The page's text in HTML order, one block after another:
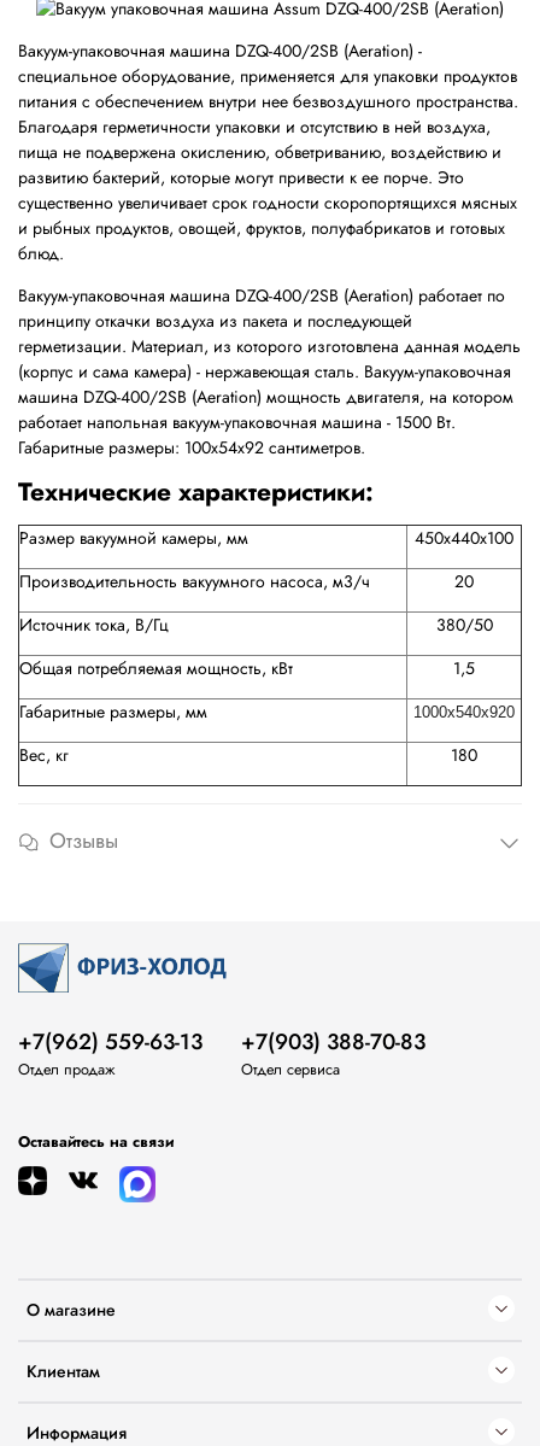
Вакуум-упаковочная машина DZQ-400/2SB (Aeration) -
специальное оборудование, применяется для упаковки продуктов
питания с обеспечением внутри нее безвоздушного пространства.
Благодаря герметичности упаковки и отсутствию в ней воздуха,
пища не подвержена окислению, обветриванию, воздействию и
развитию бактерий, которые могут привести к ее порче. Это
существенно увеличивает срок годности скоропортящихся мясных
и рыбных продуктов, овощей, фруктов, полуфабрикатов и готовых
блюд.
Вакуум-упаковочная машина DZQ-400/2SB (Aeration) работает по
принципу откачки воздуха из пакета и последующей
герметизации. Материал, из которого изготовлена данная модель
(корпус и сама камера) - нержавеющая сталь. Вакуум-упаковочная
машина DZQ-400/2SB (Aeration) мощность двигателя, на котором
работает напольная вакуум-упаковочная машина - 1500 Вт.
Габаритные размеры: 100х54х92 сантиметров.
Технические характеристики:
Размер вакуумной камеры, мм
450x440x100
Производительность вакуумного насоса, м3/ч
20
Источник тока, В/Гц
380/50
Общая потребляемая мощность, кВт
1,5
Габаритные размеры, мм
1000x540x920
Вес, кг 180
Отзывы
О магазине
Клиентам
Информация
+7(962) 559-63-13
Отдел продаж
+7(903) 388-70-83
Отдел сервиса
Оставайтесь на связи